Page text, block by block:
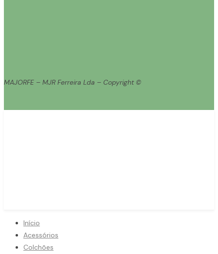
MAJORFE – MJR Ferreira Lda – Copyright ©
Início
Acessórios
Colchões